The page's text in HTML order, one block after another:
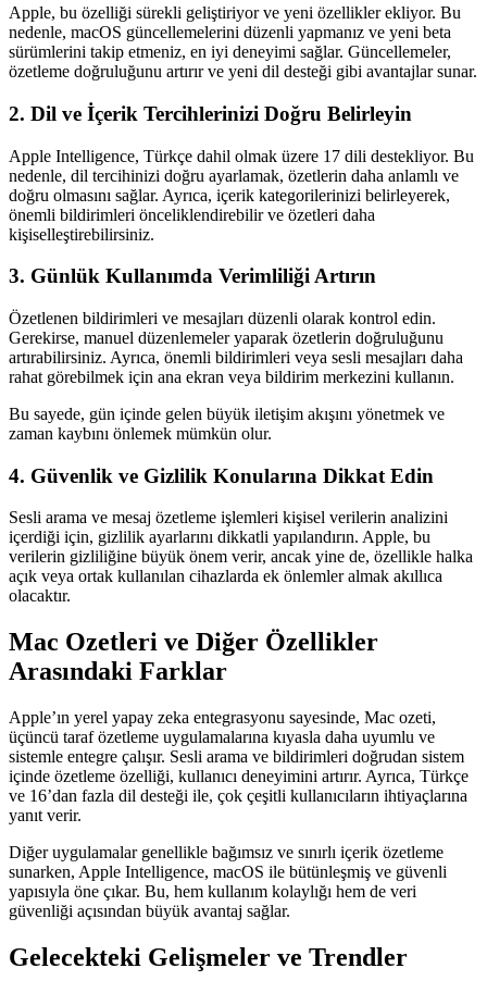
Apple, bu özelliği sürekli geliştiriyor ve yeni özellikler ekliyor. Bu
nedenle, macOS güncellemelerini düzenli yapmanız ve yeni beta
sürümlerini takip etmeniz, en iyi deneyimi sağlar. Güncellemeler,
özetleme doğruluğunu artırır ve yeni dil desteği gibi avantajlar sunar.
2. Dil ve İçerik Tercihlerinizi Doğru Belirleyin
Apple Intelligence, Türkçe dahil olmak üzere 17 dili destekliyor. Bu
nedenle, dil tercihinizi doğru ayarlamak, özetlerin daha anlamlı ve
doğru olmasını sağlar. Ayrıca, içerik kategorilerinizi belirleyerek,
önemli bildirimleri önceliklendirebilir ve özetleri daha
kişiselleştirebilirsiniz.
3. Günlük Kullanımda Verimliliği Artırın
Özetlenen bildirimleri ve mesajları düzenli olarak kontrol edin.
Gerekirse, manuel düzenlemeler yaparak özetlerin doğruluğunu
artırabilirsiniz. Ayrıca, önemli bildirimleri veya sesli mesajları daha
rahat görebilmek için ana ekran veya bildirim merkezini kullanın.
Bu sayede, gün içinde gelen büyük iletişim akışını yönetmek ve
zaman kaybını önlemek mümkün olur.
4. Güvenlik ve Gizlilik Konularına Dikkat Edin
Sesli arama ve mesaj özetleme işlemleri kişisel verilerin analizini
içerdiği için, gizlilik ayarlarını dikkatli yapılandırın. Apple, bu
verilerin gizliliğine büyük önem verir, ancak yine de, özellikle halka
açık veya ortak kullanılan cihazlarda ek önlemler almak akıllıca
olacaktır.
Mac Ozetleri ve Diğer Özellikler
Arasındaki Farklar
Apple’ın yerel yapay zeka entegrasyonu sayesinde, Mac ozeti,
üçüncü taraf özetleme uygulamalarına kıyasla daha uyumlu ve
sistemle entegre çalışır. Sesli arama ve bildirimleri doğrudan sistem
içinde özetleme özelliği, kullanıcı deneyimini artırır. Ayrıca, Türkçe
ve 16’dan fazla dil desteği ile, çok çeşitli kullanıcıların ihtiyaçlarına
yanıt verir.
Diğer uygulamalar genellikle bağımsız ve sınırlı içerik özetleme
sunarken, Apple Intelligence, macOS ile bütünleşmiş ve güvenli
yapısıyla öne çıkar. Bu, hem kullanım kolaylığı hem de veri
güvenliği açısından büyük avantaj sağlar.
Gelecekteki Gelişmeler ve Trendler